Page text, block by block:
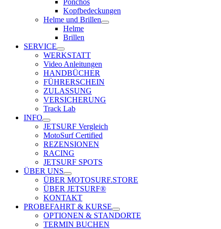
Kopfbedeckungen
Helme und Brillen
Helme
Brillen
SERVICE
WERKSTATT
Video Anleitungen
HANDBÜCHER
FÜHRERSCHEIN
ZULASSUNG
VERSICHERUNG
Track Lab
INFO
JETSURF Vergleich
MotoSurf Certified
REZENSIONEN
RACING
JETSURF SPOTS
ÜBER UNS
ÜBER MOTOSURF.STORE
ÜBER JETSURF®
KONTAKT
PROBEFAHRT & KURSE
OPTIONEN & STANDORTE
TERMIN BUCHEN